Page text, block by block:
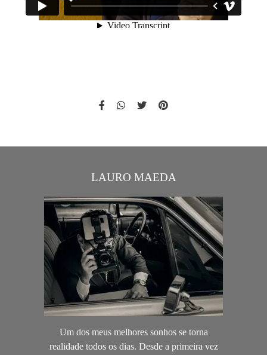
LAURO MAEDA
Um dos meus melhores sonhos se torna
realidade todos os dias. Desde a primeira vez